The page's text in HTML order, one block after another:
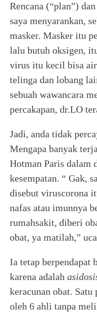
Rencana (“plan”)
saya menyarankan,
masker. Masker itu
lalu butuh oksigen,
virus itu kecil bisa
telinga dan lobang
sebuah wawancara
percakapan, dr.LO
Jadi, anda tidak
Mengapa banyak
Hotman Paris dalam
kesempatan. “ Gak,
disebut viruscorona
nafas atau imunnya
rumahsakit, diberi
obat, ya matilah,”
Ia tetap berpendapat
karena adalah
keracunan obat.
oleh 6 ahli tanpa